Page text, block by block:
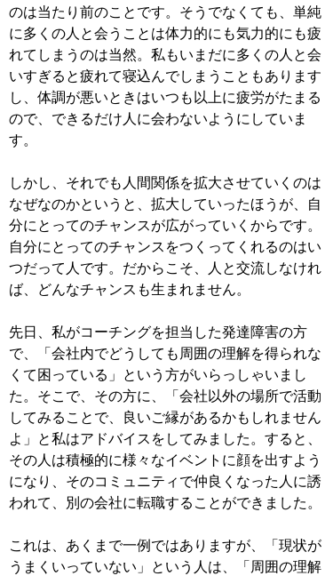
のは当たり前のことです。そうでなくても、単純
に多くの人と会うことは体力的にも気力的にも疲
れてしまうのは当然。私もいまだに多くの人と会
いすぎると疲れて寝込んでしまうこともあります
し、体調が悪いときはいつも以上に疲労がたまる
ので、できるだけ人に会わないようにしていま
す。
しかし、それでも人間関係を拡大させていくのは
なぜなのかというと、拡大していったほうが、自
分にとってのチャンスが広がっていくからです。
自分にとってのチャンスをつくってくれるのはい
つだって人です。だからこそ、人と交流しなけれ
ば、どんなチャンスも生まれません。
先日、私がコーチングを担当した発達障害の方
で、「会社内でどうしても周囲の理解を得られな
くて困っている」という方がいらっしゃいまし
た。そこで、その方に、「会社以外の場所で活動
してみることで、良いご縁があるかもしれません
よ」と私はアドバイスをしてみました。すると、
その人は積極的に様々なイベントに顔を出すよう
になり、そのコミュニティで仲良くなった人に誘
われて、別の会社に転職することができました。
これは、あくまで一例ではありますが、「現状が
うまくいっていない」という人は、「周囲の理解